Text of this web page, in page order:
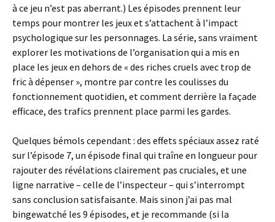
à ce jeu n’est pas aberrant.) Les épisodes prennent leur
temps pour montrer les jeux et s’attachent à l’impact
psychologique sur les personnages. La série, sans vraiment
explorer les motivations de l’organisation qui a mis en
place les jeux en dehors de « des riches cruels avec trop de
fric à dépenser », montre par contre les coulisses du
fonctionnement quotidien, et comment derrière la façade
efficace, des trafics prennent place parmi les gardes.
Quelques bémols cependant : des effets spéciaux assez raté
sur l’épisode 7, un épisode final qui traîne en longueur pour
rajouter des révélations clairement pas cruciales, et une
ligne narrative – celle de l’inspecteur – qui s’interrompt
sans conclusion satisfaisante. Mais sinon j’ai pas mal
bingewatché les 9 épisodes, et je recommande (si la